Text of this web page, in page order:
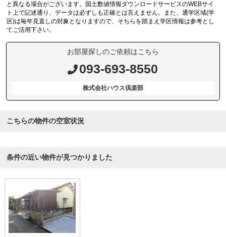
と異なる場合がございます。国土数値情報ダウンロードサービスのWEBサイ
ト上で記述通り、データは必ずしも正確とは言えません。また、通学区域(学
区)は毎年見直しの対象となりますので、そちらを踏まえ学区情報は参考とし
てご活用下さい。
お部屋探しのご依頼はこちら
093-693-8550
株式会社ハウス倶楽部
こちらの物件の空室状況
条件の近い物件が見つかりました